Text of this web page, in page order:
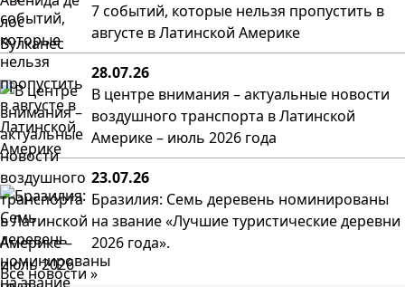
7 событий, которые нельзя пропустить в
августе в Латинской Америке
28.07.26
В центре внимания – актуальные новости
воздушного транспорта в Латинской
Америке – июль 2026 года
23.07.26
Бразилия: Семь деревень номинированы
на звание «Лучшие туристические деревни
2026 года».
Все новости »